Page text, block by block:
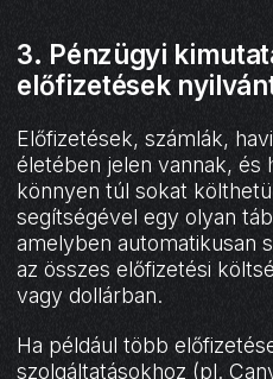
3. Pénzügyi
előfizetések
Előfizetések, számlák,
életében jelen vannak, és
könnyen túl sokat
segítségével egy olyan
amelyben automatikusan
az összes előfizetési
vagy dollárban.
Ha például több
szolgáltatásokhoz (pl.